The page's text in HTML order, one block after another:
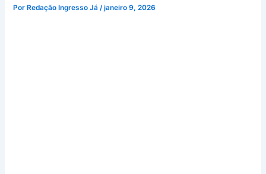
Por Redação Ingresso Já/janeiro 9, 2026